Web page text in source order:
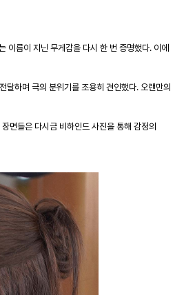
이름이 지닌 무게감을 다시 한 번 증명했다. 이에
하며 극의 분위기를 조용히 견인했다. 오랜만의
면들은 다시금 비하인드 사진을 통해 감정의